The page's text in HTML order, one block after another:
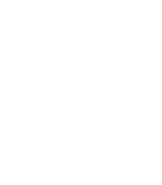
נחטף על ידי אשדוד
אותו לשחקן הגנה
האשקלוני.